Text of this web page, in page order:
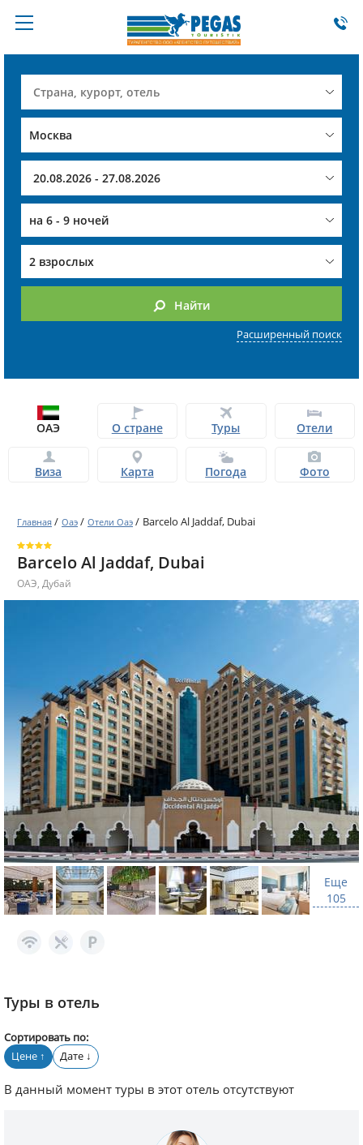
на 6 - 9 ночей
2 взрослых
Найти
Расширенный поиск
ОАЭ О стране Туры Отели
Виза Карта Погода Фото
Главная / Оаэ / Отели Оаэ / Barcelo Al Jaddaf, Dubai
Barcelo Al Jaddaf, Dubai
ОАЭ, Дубай
Еще
105
Туры в отель
Сортировать по:
Цене ↑ Дате ↓
В данный момент туры в этот отель отсутствуют